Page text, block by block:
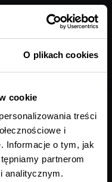
O plikach cookies
cookie
treści
i
Informacje o tym, jak
partnerom
analitycznym.
Moodle
mobilną
WSAiB
25.05.2026